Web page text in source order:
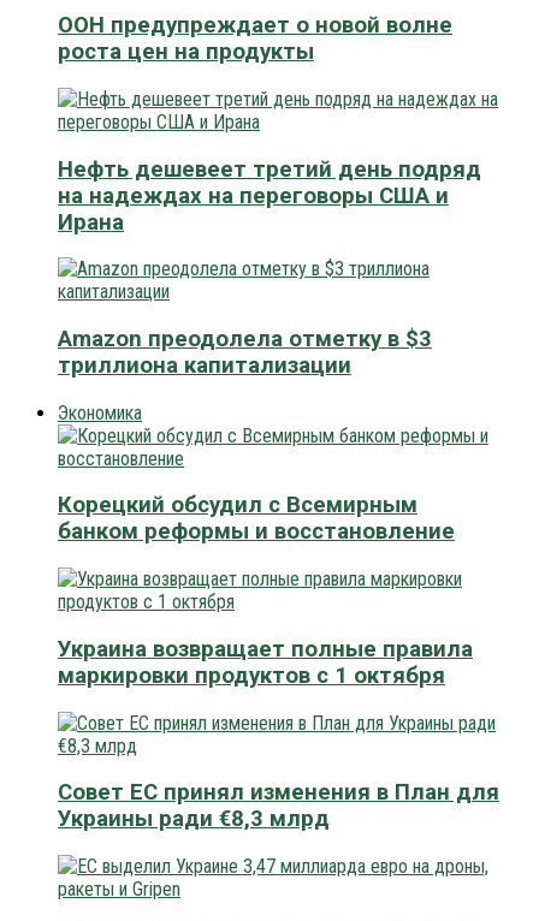
ООН предупреждает о новой волне
роста цен на продукты
Нефть дешевеет третий день подряд
на надеждах на переговоры США и
Ирана
Amazon преодолела отметку в $3
триллиона капитализации
Экономика
Корецкий обсудил с Всемирным
банком реформы и восстановление
Украина возвращает полные правила
маркировки продуктов с 1 октября
Совет ЕС принял изменения в План для
Украины ради €8,3 млрд